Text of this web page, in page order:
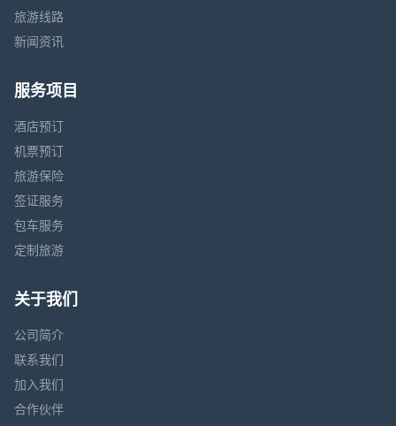
旅游线路
新闻资讯
服务项目
酒店预订
机票预订
旅游保险
签证服务
包车服务
定制旅游
关于我们
公司简介
联系我们
加入我们
合作伙伴